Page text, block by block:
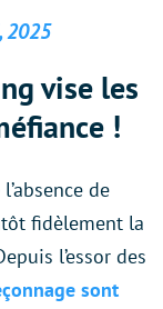
2025
vise les
!
de
fidèlement la
l’essor des
sont